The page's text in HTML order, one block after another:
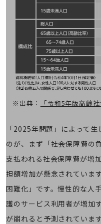
法人向けスマホ・携帯に関する、
おすすめの機種、料金やサービスを
ビジネス向けスマートフォン
タフネススマートフォン
データ通信製品
ドコモケータイ
5G対応ホームルーター
通信モジュール製品
衛星携帯電話
料金
料金TOP
ドコモBiz データ無制限 ドコ
※出典： 「令和5年版高齢
「2025年問題」によって
のが、まず「社会保障費の
支払われる社会保障費が増
担額増加が懸念されていま
困難化」です。慢性的な人
護のサービス利用者が増加
が崩れると予測されていま